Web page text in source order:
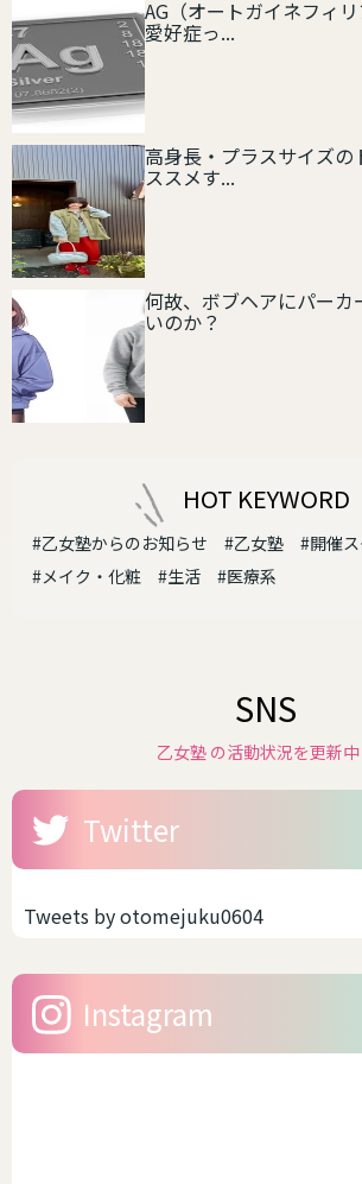
AG（オートガイネフィ
愛好症っ...
高身長・プラスサイズの
ススメす...
何故、ボブヘアにパーカ
いのか？
HOT KEYWORD
#乙女塾からのお知らせ #乙女塾
#開催
#メイク・化粧
#生活 #医療系
SNS
乙女塾 の活動状況を更新中
Twitter
Tweets by otomejuku0604
Instagram